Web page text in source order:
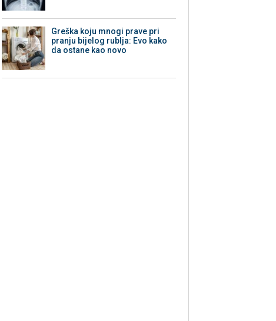
Greška koju mnogi prave pri
pranju bijelog rublja: Evo kako
da ostane kao novo